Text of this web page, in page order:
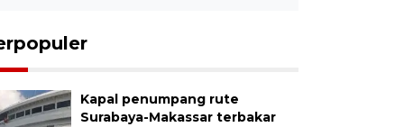
Kapal penumpang rute
Surabaya-Makassar terbakar